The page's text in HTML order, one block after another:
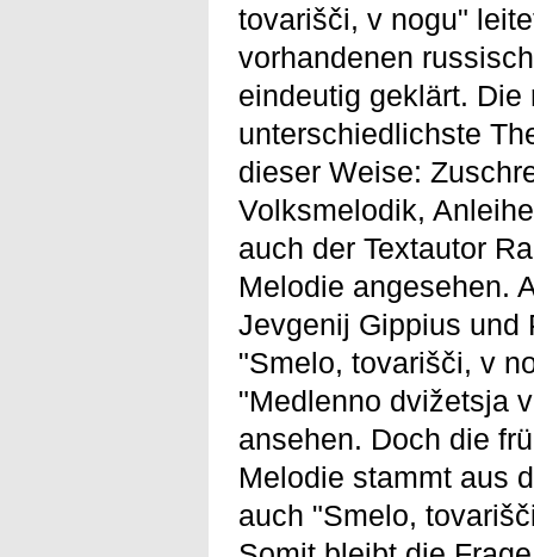
tovarišči, v nogu"
vorhandenen
eindeutig geklärt.
unterschiedlichste
dieser Weise:
Volksmelodik,
auch der Textautor
Melodie angesehen.
Jevgenij Gippius und
"Smelo, tovarišči, v
"Medlenno dvižetsja
ansehen. Doch die
Melodie stammt aus
auch "Smelo,